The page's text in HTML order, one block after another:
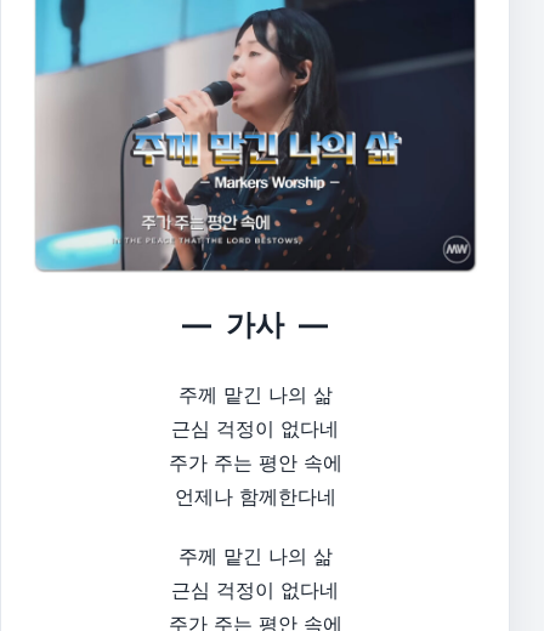
— 가사 —
주께 맡긴 나의 삶
근심 걱정이 없다네
주가 주는 평안 속에
언제나 함께한다네
주께 맡긴 나의 삶
근심 걱정이 없다네
주가 주는 평안 속에